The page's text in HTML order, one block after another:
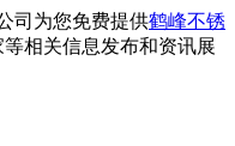
司为您免费提供鹤峰不锈
相关信息发布和资讯展